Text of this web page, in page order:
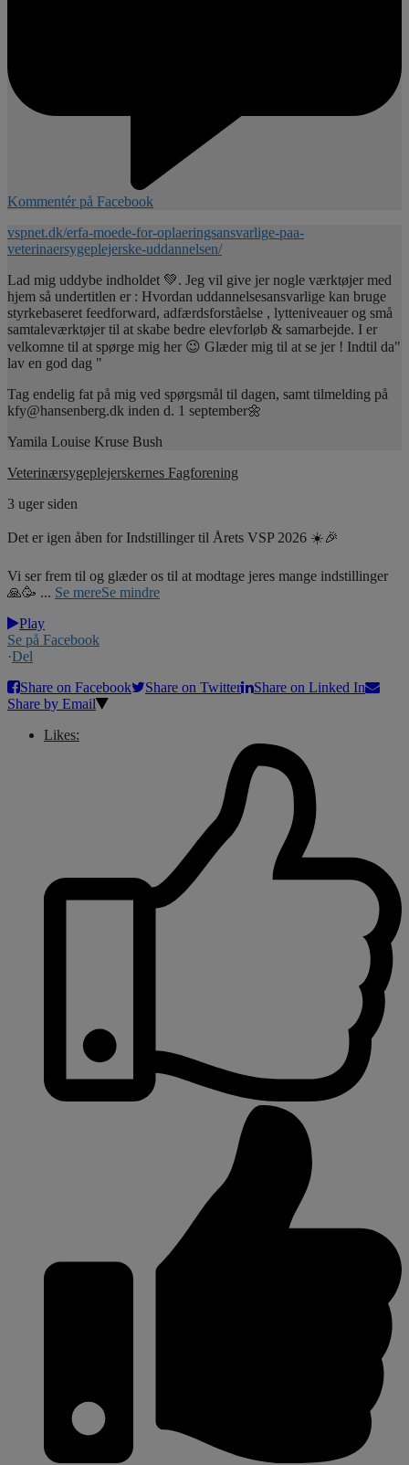
Kommentér på Facebook
vspnet.dk/erfa-moede-for-oplaeringsansvarlige-paa-
veterinaersygeplejerske-uddannelsen/
Lad mig uddybe indholdet 💚. Jeg vil give jer nogle værktøjer med
hjem så undertitlen er : Hvordan uddannelsesansvarlige kan bruge
styrkebaseret feedforward, adfærdsforståelse , lytteniveauer og små
samtaleværktøjer til at skabe bedre elevforløb & samarbejde. I er
velkomne til at spørge mig her 😉 Glæder mig til at se jer ! Indtil da"
lav en god dag "
Tag endelig fat på mig ved spørgsmål til dagen, samt tilmelding på
kfy@hansenberg.dk inden d. 1 september🌼
Yamila Louise Kruse Bush
Veterinærsygeplejerskernes Fagforening
3 uger siden
Det er igen åben for Indstillinger til Årets VSP 2026 ☀️🎉
Vi ser frem til og glæder os til at modtage jeres mange indstillinger
🙏🥳 ... Se mereSe mindre
Play
Se på Facebook
·Del
Share on Facebook
Share on Twitter
Share on Linked In
Share by Email
Likes: